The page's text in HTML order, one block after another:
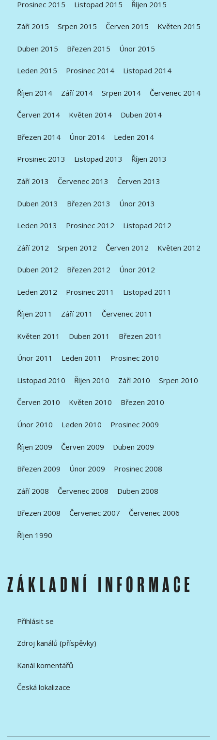
Prosinec 2015 Listopad 2015 Říjen 2015
Září 2015 Srpen 2015 Červen 2015 Květen 2015
Duben 2015 Březen 2015 Únor 2015
Leden 2015 Prosinec 2014 Listopad 2014
Říjen 2014 Září 2014 Srpen 2014 Červenec 2014
Červen 2014 Květen 2014 Duben 2014
Březen 2014 Únor 2014 Leden 2014
Prosinec 2013 Listopad 2013 Říjen 2013
Září 2013 Červenec 2013 Červen 2013
Duben 2013 Březen 2013 Únor 2013
Leden 2013 Prosinec 2012 Listopad 2012
Září 2012 Srpen 2012 Červen 2012 Květen 2012
Duben 2012 Březen 2012 Únor 2012
Leden 2012 Prosinec 2011 Listopad 2011
Říjen 2011 Září 2011 Červenec 2011
Květen 2011 Duben 2011 Březen 2011
Únor 2011 Leden 2011 Prosinec 2010
Listopad 2010 Říjen 2010 Září 2010 Srpen 2010
Červen 2010 Květen 2010 Březen 2010
Únor 2010 Leden 2010 Prosinec 2009
Říjen 2009 Červen 2009 Duben 2009
Březen 2009 Únor 2009 Prosinec 2008
Září 2008 Červenec 2008 Duben 2008
Březen 2008 Červenec 2007 Červenec 2006
Říjen 1990
ZÁKLADNÍ INFORMACE
Přihlásit se
Zdroj kanálů (příspěvky)
Kanál komentářů
Česká lokalizace